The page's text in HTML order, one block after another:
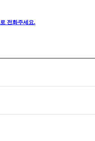
로 전화주세요.